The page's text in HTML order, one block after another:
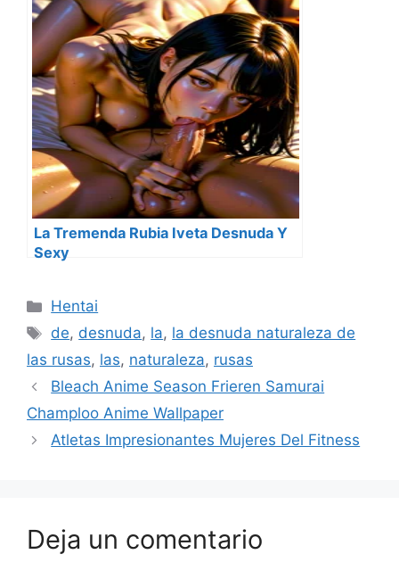
La Tremenda Rubia Iveta Desnuda Y
Sexy
Categorías
Hentai
Etiquetas
de, desnuda, la, la desnuda naturaleza de
las rusas, las, naturaleza, rusas
Bleach Anime Season Frieren Samurai
Champloo Anime Wallpaper
Atletas Impresionantes Mujeres Del Fitness
Deja un comentario